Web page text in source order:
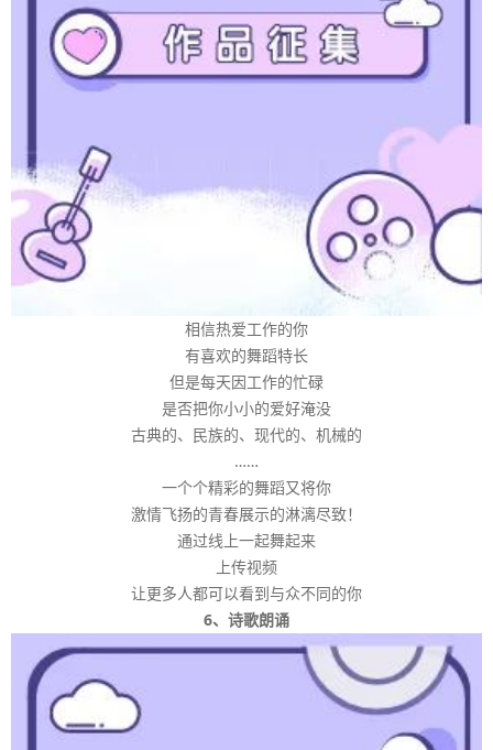
相信热爱工作的你
有喜欢的舞蹈特长
但是每天因工作的忙碌
是否把你小小的爱好淹没
古典的、民族的、现代的、机械的
……
一个个精彩的舞蹈又将你
激情飞扬的青春展示的淋漓尽致！
通过线上一起舞起来
上传视频
让更多人都可以看到与众不同的你
6、诗歌朗诵